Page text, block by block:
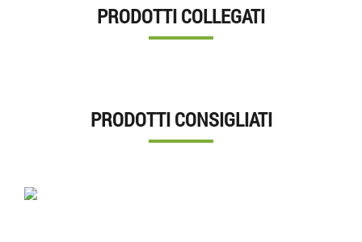
PRODOTTI COLLEGATI
PRODOTTI CONSIGLIATI